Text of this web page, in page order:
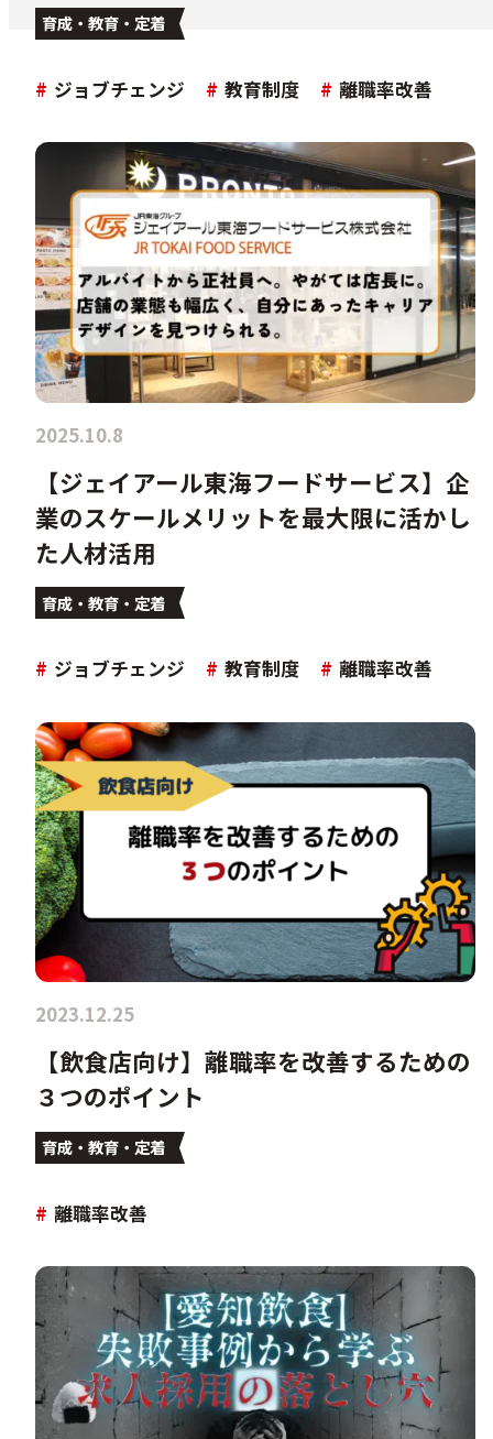
育成・教育・定着
# ジョブチェンジ # 教育制度 # 離職率改善
2025.10.8
【ジェイアール東海フードサービス】企
業のスケールメリットを最大限に活かし
た人材活用
育成・教育・定着
# ジョブチェンジ # 教育制度 # 離職率改善
2023.12.25
【飲食店向け】離職率を改善するための
３つのポイント
育成・教育・定着
# 離職率改善